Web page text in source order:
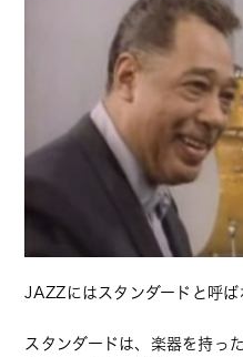
JAZZにはスタンダードと呼ば
スタンダードは、楽器を持っ